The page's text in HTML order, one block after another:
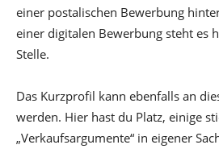
einer postalischen Bewerbung
einer digitalen Bewerbung steht es
Stelle.
Das Kurzprofil kann ebenfalls an
werden. Hier hast du Platz, einige
„Verkaufsargumente“ in eigener